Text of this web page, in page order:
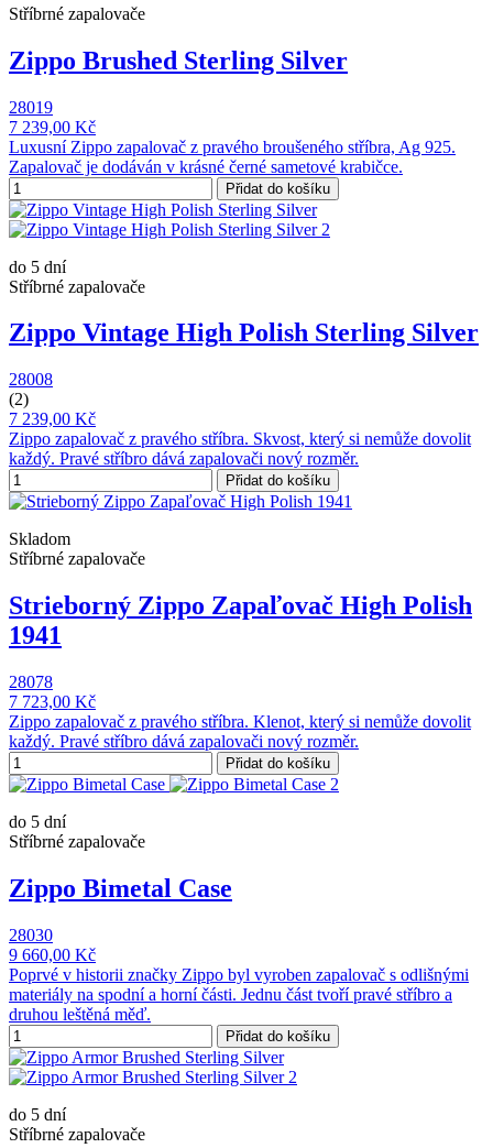
Stříbrné zapalovače
Zippo Brushed Sterling Silver
28019
7 239,00 Kč
Luxusní Zippo zapalovač z pravého broušeného stříbra, Ag 925.
Zapalovač je dodáván v krásné černé sametové krabičce.
Přidat do košíku
do 5 dní
Stříbrné zapalovače
Zippo Vintage High Polish Sterling Silver
28008
(2)
7 239,00 Kč
Zippo zapalovač z pravého stříbra. Skvost, který si nemůže dovolit
každý. Pravé stříbro dává zapalovači nový rozměr.
Přidat do košíku
Skladom
Stříbrné zapalovače
Strieborný Zippo Zapaľovač High Polish
1941
28078
7 723,00 Kč
Zippo zapalovač z pravého stříbra. Klenot, který si nemůže dovolit
každý. Pravé stříbro dává zapalovači nový rozměr.
Přidat do košíku
do 5 dní
Stříbrné zapalovače
Zippo Bimetal Case
28030
9 660,00 Kč
Poprvé v historii značky Zippo byl vyroben zapalovač s odlišnými
materiály na spodní a horní části. Jednu část tvoří pravé stříbro a
druhou leštěná měď.
Přidat do košíku
do 5 dní
Stříbrné zapalovače